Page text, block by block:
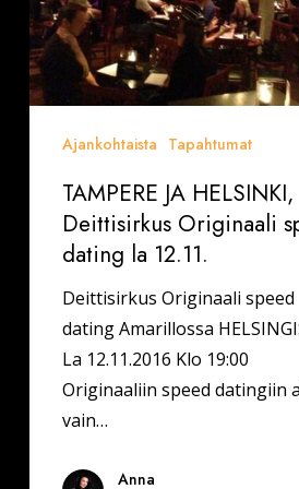
Deittisirkus
Originaali
speed
dating
Ajankohtaista Tapahtumat
TAMPERE JA HELSINKI,
Deittisirkus Originaali
dating la 12.11.
Deittisirkus Originaali speed
dating Amarillossa
La 12.11.2016 Klo 19:00
Originaaliin speed datingiin
vain…
Anna